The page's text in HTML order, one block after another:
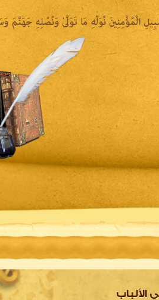
المكتبة الصوتية
الألباب